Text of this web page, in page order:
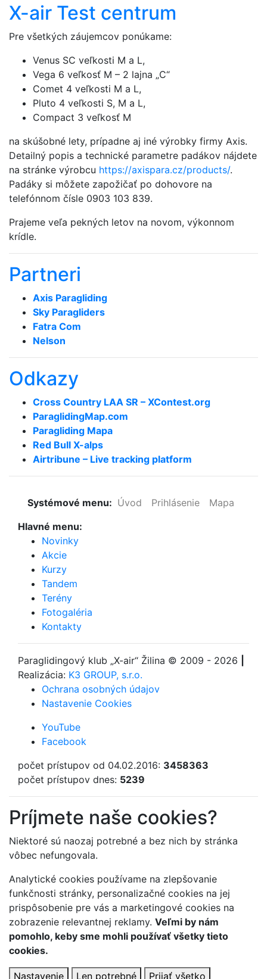
X-air Test centrum
Pre všetkých záujemcov ponúkame:
Venus SC veľkosti M a L,
Vega 6 veľkosť M – 2 lajna „C“
Comet 4 veľkosti M a L,
Pluto 4 veľkosti S, M a L,
Compact 3 veľkosť M
na skúšobné lety, prípadne aj iné výrobky firmy Axis.
Detailný popis a technické parametre padákov nájdete
na stránke výrobcu https://axispara.cz/products/.
Padáky si môžete zapožičať po dohovore na
telefónnom čísle 0903 103 839.
Prajeme veľa pekných letov na novom, výkonnom
krídle.
Partneri
Axis Paragliding
Sky Paragliders
Fatra Com
Nelson
Odkazy
Cross Country LAA SR – XContest.org
ParaglidingMap­.com
Paragliding Mapa
Red Bull X-alps
Airtribune – Live tracking platform
Systémové menu: Úvod Prihlásenie
Mapa
Hlavné menu:
Novinky
Akcie
Kurzy
Tandem
Terény
Fotogaléria
Kontakty
Paraglidingový klub „X-air“ Žilina © 2009 - 2026
Realizácia: K3 GROUP, s.r.o.
Ochrana osobných údajov
Nastavenie Cookies
YouTube
Facebook
počet prístupov od 04.02.2016: 3458363
počet prístupov dnes: 5239
Príjmete naše cookies?
Niektoré sú naozaj potrebné a bez nich by stránka
vôbec nefungovala.
Analytické cookies používame na zlepšovanie
funkčnosti stránky, personalizačné cookies na jej
prispôsobenie pre vás a marketingové cookies na
zobrazenie relevantnej reklamy. Veľmi by nám
pomohlo, keby sme mohli používať všetky tieto
cookies.
Nastavenie Len potrebné Prijať všetko